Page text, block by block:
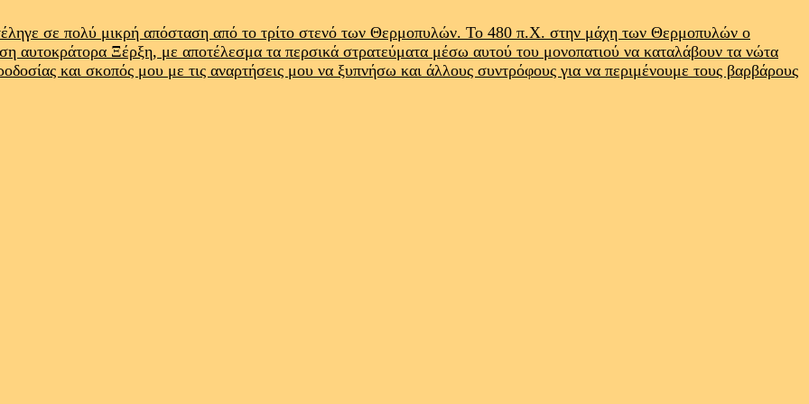
σε πολύ μικρή απόσταση από το τρίτο στενό των Θερμοπυλών. Το 480 π.Χ. στην μάχη των Θερμοπυλών ο
αυτοκράτορα Ξέρξη, με αποτέλεσμα τα περσικά στρατεύματα μέσω αυτού του μονοπατιού να καταλάβουν τα νώτα
και σκοπός μου με τις αναρτήσεις μου να ξυπνήσω και άλλους συντρόφους για να περιμένουμε τους βαρβάρους